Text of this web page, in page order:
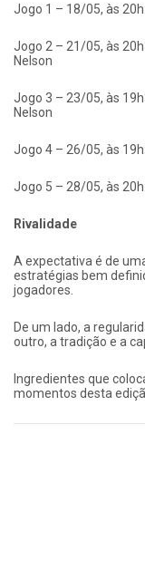
Jogo 1 – 18/05, às
Jogo 2 – 21/05, às
Nelson
Jogo 3 – 23/05, às
Nelson
Jogo 4 – 26/05, às
Jogo 5 – 28/05, às
Rivalidade
A expectativa é de
estratégias bem
jogadores.
De um lado, a
outro, a tradição e a
Ingredientes que
momentos desta